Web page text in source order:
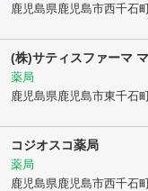
鹿児島県鹿児島市西千石
(株)サティスファーマ
薬局
鹿児島県鹿児島市東千石
コジオスコ薬局
薬局
鹿児島県鹿児島市西千石